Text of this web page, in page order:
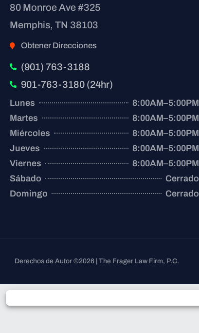
80 Monroe Ave #325
Memphis, TN 38103
Obtener Direcciones
(901) 763-3188
901-763-3180 (24hr)
Lunes
8:00AM–5:00PM
Martes
8:00AM–5:00PM
Miércoles
8:00AM–5:00PM
Jueves
8:00AM–5:00PM
Viernes
8:00AM–5:00PM
Sábado
Cerrado
Domingo
Cerrado
Derechos de Autor ©2026 | The Frager Law Firm, P.C.